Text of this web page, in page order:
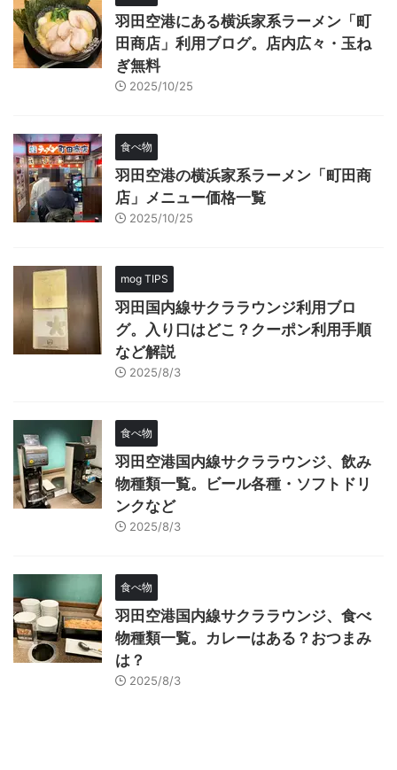
羽田空港にある横浜家系ラーメン「町
田商店」利用ブログ。店内広々・玉ね
ぎ無料
2025/10/25
食べ物
羽田空港の横浜家系ラーメン「町田商
店」メニュー価格一覧
2025/10/25
mog TIPS
羽田国内線サクララウンジ利用ブロ
グ。入り口はどこ？クーポン利用手順
など解説
2025/8/3
食べ物
羽田空港国内線サクララウンジ、飲み
物種類一覧。ビール各種・ソフトドリ
ンクなど
2025/8/3
食べ物
羽田空港国内線サクララウンジ、食べ
物種類一覧。カレーはある？おつまみ
は？
2025/8/3